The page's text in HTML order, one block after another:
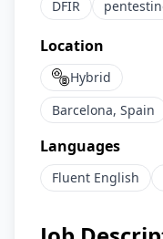
DFIR
Location
Hybrid
Barcelona, Spain
Languages
Fluent English